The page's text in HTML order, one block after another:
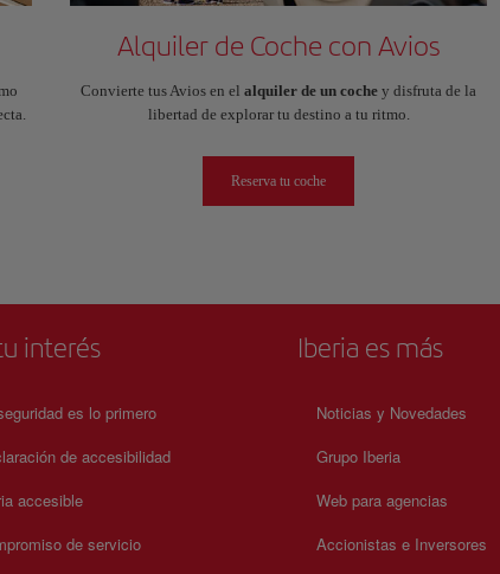
Alquiler de Coche con Avios
Convierte tus Avios en el alquiler de un coche y disfruta de la
libertad de explorar tu destino a tu ritmo.
Reserva tu coche
interés
es lo primero
de accesibilidad
accesible
de servicio
Iberia es más
Noticias y Novedades
Grupo Iberia
Web para agencias
Accionistas e Inversores